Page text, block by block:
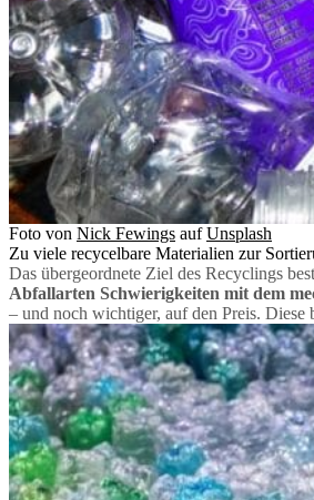
Foto von Nick Fewings aufUnsplash
Zu viele recycelbare Materialien zur
Das übergeordnete Ziel des Recyclings
Abfallarten Schwierigkeiten mit dem
– und noch wichtiger, auf den Preis. Diese